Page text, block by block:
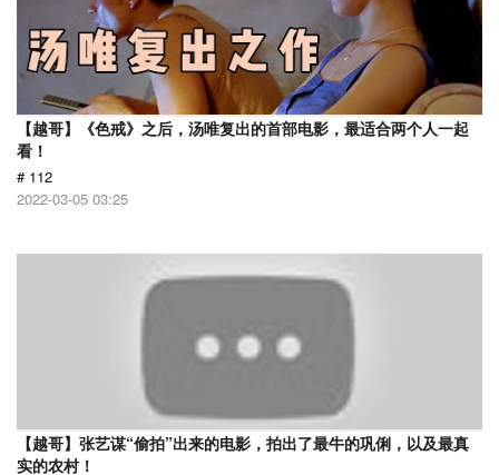
【越哥】《色戒》之后，汤唯复出的首部电影，最适合两个人一起
看！
# 112
2022-03-05 03:25
【越哥】张艺谋“偷拍”出来的电影，拍出了最牛的巩俐，以及最真
实的农村！